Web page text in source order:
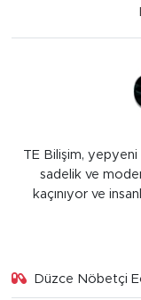
TE Bilişim, yepyeni
sadelik ve
kaçınıyor ve
Düzce Nöbetçi